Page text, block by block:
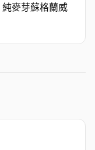
純麥芽蘇格蘭威